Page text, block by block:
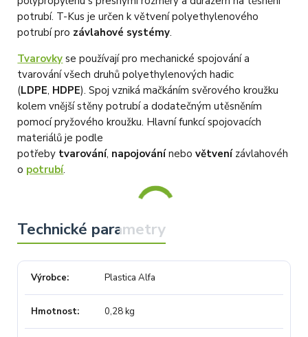
potrubí. T-Kus je určen k větvení polyethylenového
potrubí pro závlahové systémy.
Tvarovky se používají pro mechanické spojování a
tvarování všech druhů polyethylenových hadic
(LDPE, HDPE). Spoj vzniká mačkáním svěrového kroužku
kolem vnější stěny potrubí a dodatečným utěsněním
pomocí pryžového kroužku. Hlavní funkcí spojovacích
materiálů je podle
potřeby tvarování, napojovánínebovětvení závlahovéh
o potrubí.
Výrobce Plastica Alfa
Hmotnost 0,28 kg